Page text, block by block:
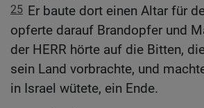
25 Er baute dort einen Altar für
opferte darauf Brandopfer und
der HERR hörte auf die Bitten,
sein Land vorbrachte, und
in Israel wütete, ein Ende.